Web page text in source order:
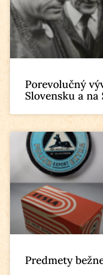
Porevolučný
Slovensku a na
Predmety